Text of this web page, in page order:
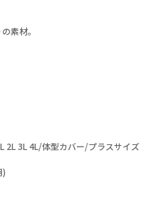
素材。
2L 3L 4L/体型カバー/プラスサイズ
)